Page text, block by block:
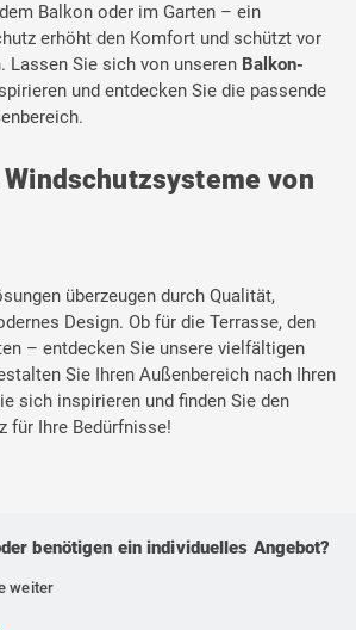
Balkon oder im Garten – ein
erhöht den Komfort und schützt vor
Lassen Sie sich von unseren Balkon-
und entdecken Sie die passende
von
überzeugen durch Qualität,
Design. Ob für die Terrasse, den
– entdecken Sie unsere vielfältigen
Sie Ihren Außenbereich nach Ihren
sich inspirieren und finden Sie den
für Ihre Bedürfnisse!
benötigen ein individuelles Angebot?
weiter